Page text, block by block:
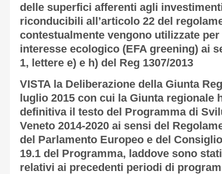
delle superfici afferenti agli
riconducibili all’articolo 22 del
contestualmente vengono utilizzate
interesse ecologico (EFA greening) ai
1, lettere e) e h) del Reg 1307/2013
VISTA la Deliberazione della Giunta
luglio 2015 con cui la Giunta regionale
definitiva il testo del Programma di
Veneto 2014-2020 ai sensi del
del Parlamento Europeo e del
19.1 del Programma, laddove sono
relativi ai precedenti periodi di